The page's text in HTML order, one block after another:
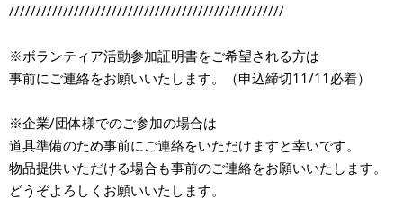
///////////////////////////////////////////////////
※ボランティア活動参加証明書をご希望される方は
事前にご連絡をお願いいたします。（申込締切11/11必着）
※企業/団体様でのご参加の場合は
道具準備のため事前にご連絡をいただけますと幸いです。
物品提供いただける場合も事前のご連絡をお願いいたします。
どうぞよろしくお願いいたします。